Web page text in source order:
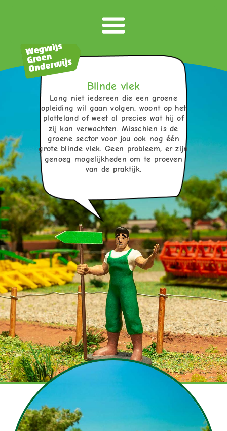
Blinde vlek
Lang niet iedereen die een groene
opleiding wil gaan volgen, woont op het
platteland of weet al precies wat hij of
zij kan verwachten. Misschien is de
groene sector voor jou ook nog één
grote blinde vlek. Geen probleem, er zijn
genoeg mogelijkheden om te proeven
van de praktijk.